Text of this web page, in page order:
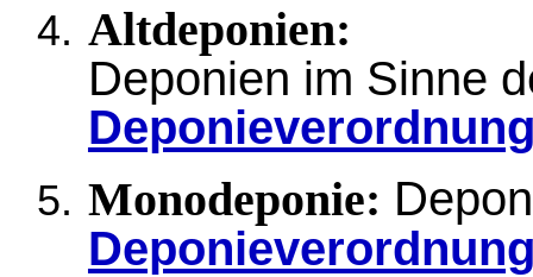
Altdeponien:
Deponien im Sinne
Monodeponie: